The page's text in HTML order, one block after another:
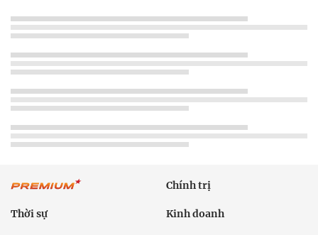
Chính trị
Thời sự Kinh doanh